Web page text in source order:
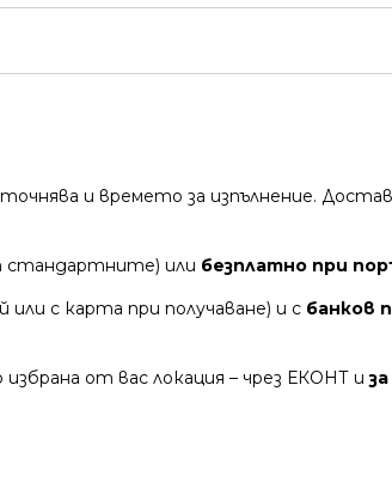
и времето за изпълнение.
стандартните) или безплатно при
или с карта при получаване) и с банков
от вас локация – чрез ЕКОНТ и